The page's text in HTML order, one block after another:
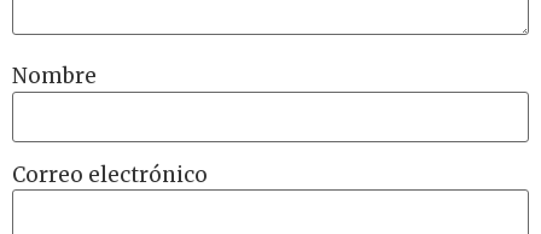
Nombre
Correo electrónico